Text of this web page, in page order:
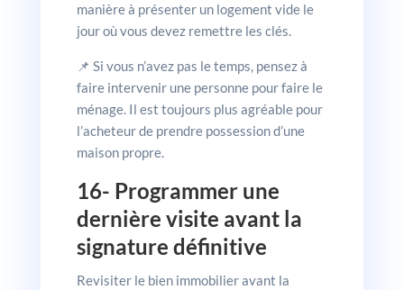
manière à présenter un logement vide le
jour où vous devez remettre les clés.
📌 Si vous n’avez pas le temps, pensez à
faire intervenir une personne pour faire le
ménage. Il est toujours plus agréable pour
l’acheteur de prendre possession d’une
maison propre.
16- Programmer une
dernière visite avant la
signature définitive
Revisiter le bien immobilier avant la